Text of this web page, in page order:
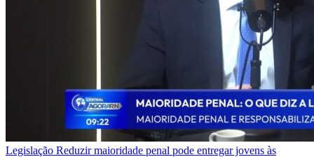
Legislação Reduzir maioridade penal pode entregar jovens às